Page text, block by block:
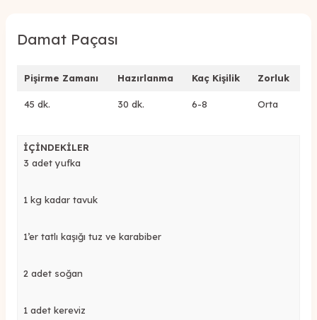
Damat Paçası
Pişirme Zamanı Hazırlanma Kaç Kişilik Zorluk
45 dk. 30 dk. 6-8 Orta
İÇİNDEKİLER
3 adet yufka
1 kg kadar tavuk
1’er tatlı kaşığı tuz ve karabiber
2 adet soğan
1 adet kereviz